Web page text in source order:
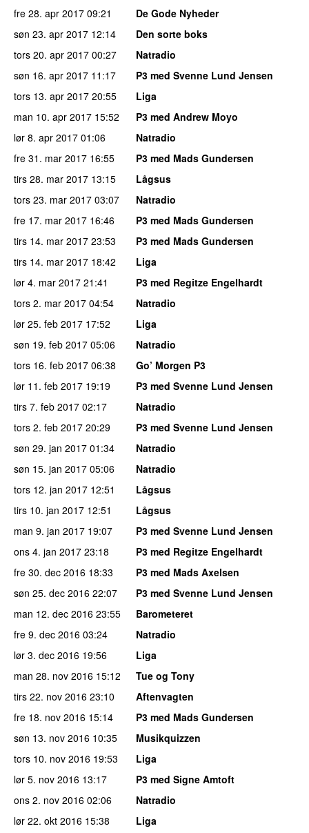
fre 28. apr 2017 09:21
De Gode Nyheder
søn 23. apr 2017 12:14
Den sorte boks
tors 20. apr 2017 00:27
Natradio
søn 16. apr 2017 11:17
P3 med Svenne Lund Jensen
tors 13. apr 2017 20:55
Liga
man 10. apr 2017 15:52
P3 med Andrew Moyo
lør 8. apr 2017 01:06
Natradio
fre 31. mar 2017 16:55
P3 med Mads Gundersen
tirs 28. mar 2017 13:15
Lågsus
tors 23. mar 2017 03:07
Natradio
fre 17. mar 2017 16:46
P3 med Mads Gundersen
tirs 14. mar 2017 23:53
P3 med Mads Gundersen
tirs 14. mar 2017 18:42
Liga
lør 4. mar 2017 21:41
P3 med Regitze Engelhardt
tors 2. mar 2017 04:54
Natradio
lør 25. feb 2017 17:52
Liga
søn 19. feb 2017 05:06
Natradio
tors 16. feb 2017 06:38
Go’ Morgen P3
lør 11. feb 2017 19:19
P3 med Svenne Lund Jensen
tirs 7. feb 2017 02:17
Natradio
tors 2. feb 2017 20:29
P3 med Svenne Lund Jensen
søn 29. jan 2017 01:34
Natradio
søn 15. jan 2017 05:06
Natradio
tors 12. jan 2017 12:51
Lågsus
tirs 10. jan 2017 12:51
Lågsus
man 9. jan 2017 19:07
P3 med Svenne Lund Jensen
ons 4. jan 2017 23:18
P3 med Regitze Engelhardt
fre 30. dec 2016 18:33
P3 med Mads Axelsen
søn 25. dec 2016 22:07
P3 med Svenne Lund Jensen
man 12. dec 2016 23:55
Barometeret
fre 9. dec 2016 03:24
Natradio
lør 3. dec 2016 19:56
Liga
man 28. nov 2016 15:12
Tue og Tony
tirs 22. nov 2016 23:10
Aftenvagten
fre 18. nov 2016 15:14
P3 med Mads Gundersen
søn 13. nov 2016 10:35
Musikquizzen
tors 10. nov 2016 19:53
Liga
lør 5. nov 2016 13:17
P3 med Signe Amtoft
ons 2. nov 2016 02:06
Natradio
lør 22. okt 2016 15:38
Liga